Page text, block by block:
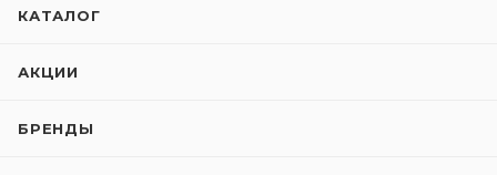
КАТАЛОГ
АКЦИИ
БРЕНДЫ